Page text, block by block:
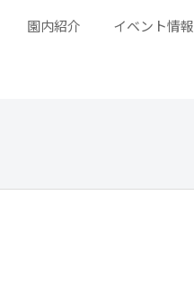
園内紹介 イベント情報